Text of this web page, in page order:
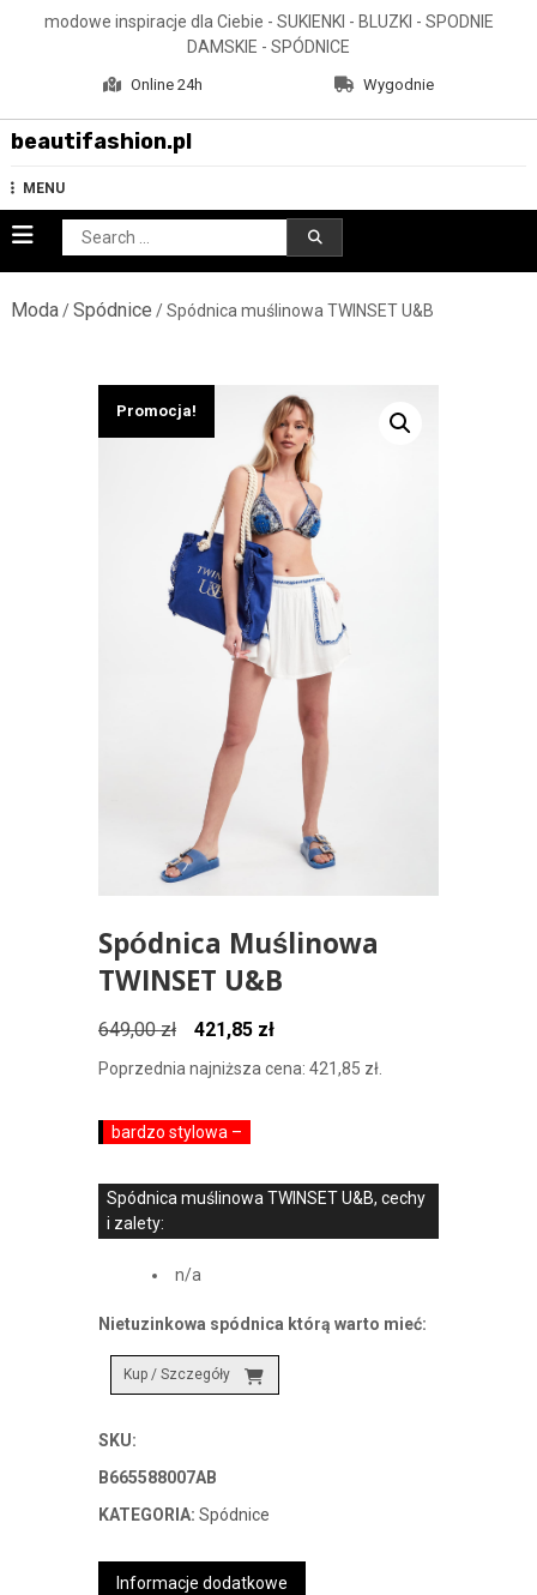
modowe inspiracje dla Ciebie - SUKIENKI - BLUZKI - SPODNIE
DAMSKIE - SPÓDNICE
Online 24h Wygodnie
beautifashion.pl
MENU
Search
for:
Moda/Spódnice / Spódnica muślinowa TWINSET U&B
Promocja!
Spódnica Muślinowa
TWINSET U&B
649,00zł
Pierwotna
cena
649,00 zł.
421,85 złAktualna
Poprzednia najniższa cena: 421,85 zł.
bardzo stylowa –
Spódnica muślinowa TWINSET U&B, cechy
i zalety:
n/a
Nietuzinkowa spódnica którą warto mieć:
Kup / Szczegóły
SKU:
B665588007AB
KATEGORIA: Spódnice
Informacje dodatkowe